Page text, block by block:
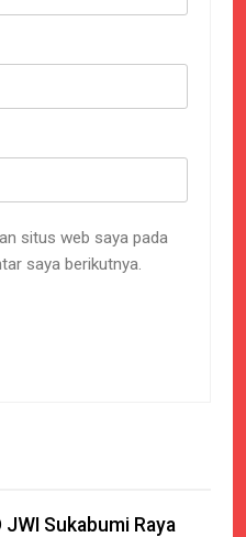
situs web saya pada
saya berikutnya.
JWI Sukabumi Raya